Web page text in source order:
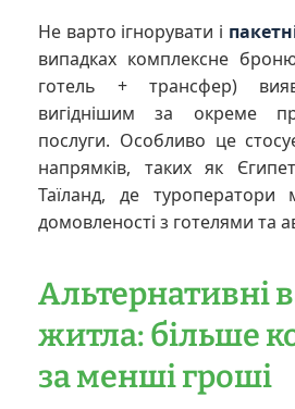
Не варто ігнорувати і
випадках комплексне
готель + трансфер)
вигіднішим за окреме
послуги. Особливо це
напрямків, таких як
Таїланд, де туроператори
домовленості з готелями та
Альтернативні
житла: більше
за менші гроші